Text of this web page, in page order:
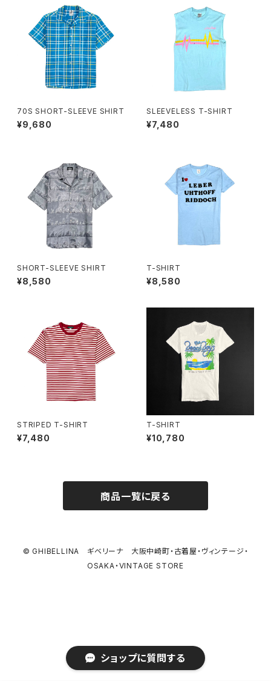
ショップに質問する
70S SHORT-SLEEVE SHIRT
¥9,680
SLEEVELESS T-SHIRT
¥7,480
SHORT-SLEEVE SHIRT
¥8,580
T-SHIRT
¥8,580
STRIPED T-SHIRT
¥7,480
T-SHIRT
¥10,780
商品一覧に戻る
© GHIBELLINA ギベリーナ 大阪中崎町・古着屋・ヴィンテージ・
OSAKA・VINTAGE STORE